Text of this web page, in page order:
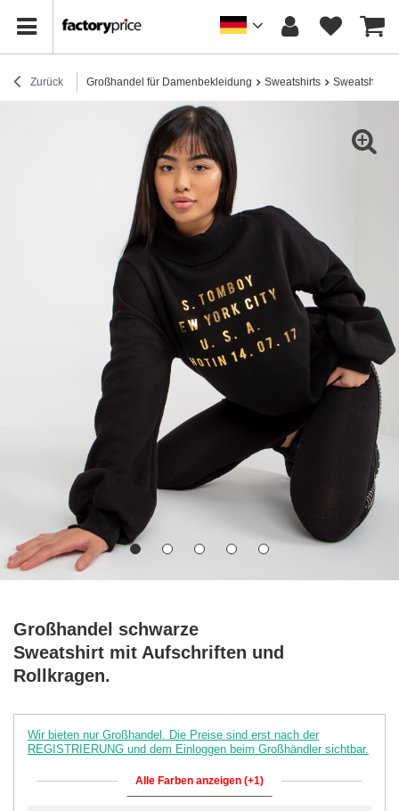
Zurück Großhandel für Damenbekleidung Sweatshirts Sweatshirts
Großhandel schwarze
Sweatshirt mit Aufschriften und
Rollkragen.
Wir bieten nur Großhandel. Die Preise sind erst nach der
REGISTRIERUNG und dem Einloggen beim Großhändler sichtbar.
Alle Farben anzeigen (+1)